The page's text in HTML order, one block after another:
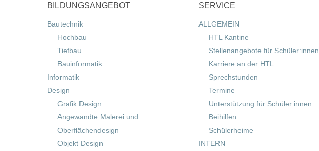
BILDUNGSANGEBOT
Bautechnik
Hochbau
Tiefbau
Bauinformatik
Informatik
Design
Grafik Design
Angewandte Malerei und
Oberflächendesign
Objekt Design
SERVICE
ALLGEMEIN
HTL Kantine
Stellenangebote für Schüler:innen
Karriere an der HTL
Sprechstunden
Termine
Unterstützung für Schüler:innen
Beihilfen
Schülerheime
INTERN